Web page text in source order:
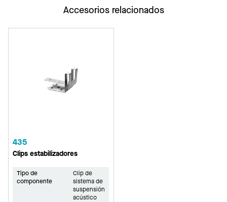
Accesorios relacionados
435
Clips estabilizadores
Tipo de
componente
Clip de
sistema de
suspensión
acústico